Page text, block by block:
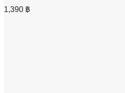
1,390 ฿